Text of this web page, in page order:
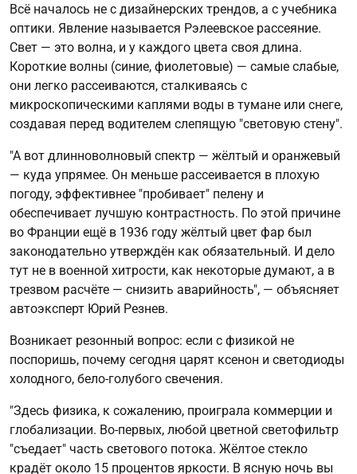
Всё началось не с дизайнерских трендов, а с учебника
оптики. Явление называется Рэлеевское рассеяние.
Свет — это волна, и у каждого цвета своя длина.
Короткие волны (синие, фиолетовые) — самые слабые,
они легко рассеиваются, сталкиваясь с
микроскопическими каплями воды в тумане или снеге,
создавая перед водителем слепящую "световую стену".
"А вот длинноволновый спектр — жёлтый и оранжевый
— куда упрямее. Он меньше рассеивается в плохую
погоду, эффективнее "пробивает" пелену и
обеспечивает лучшую контрастность. По этой причине
во Франции ещё в 1936 году жёлтый цвет фар был
законодательно утверждён как обязательный. И дело
тут не в военной хитрости, как некоторые думают, а в
трезвом расчёте — снизить аварийность", — объясняет
автоэксперт Юрий Резнев.
Возникает резонный вопрос: если с физикой не
поспоришь, почему сегодня царят ксенон и светодиоды
холодного, бело-голубого свечения.
"Здесь физика, к сожалению, проиграла коммерции и
глобализации. Во-первых, любой цветной светофильтр
"съедает" часть светового потока. Жёлтое стекло
крадёт около 15 процентов яркости. В ясную ночь вы